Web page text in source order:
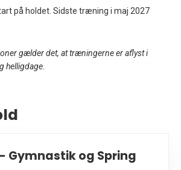
på holdet. Sidste træning i maj 2027
gælder det, at træningerne er aflyst i
helligdage.
Gymnastik og Spring